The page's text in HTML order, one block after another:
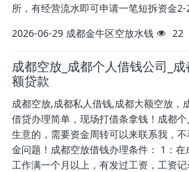
所，有经营流水即可申请一笔短拆资金
2026-06-29 成都金牛区空放水钱 22
成都空放_成都个人借钱公司_
额贷款
成都空放,成都私人借钱,成都大额空放，
借贷办理简单，现场打借条拿钱！成都
生意的，需要资金周转可以来联系我，
金问题！成都空放借钱办理条件： 1：
工作满一个月以上，有发过工资，工资